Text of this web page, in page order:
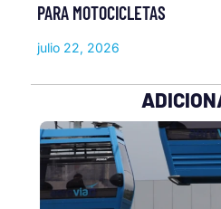
PARA MOTOCICLETAS
julio 22, 2026